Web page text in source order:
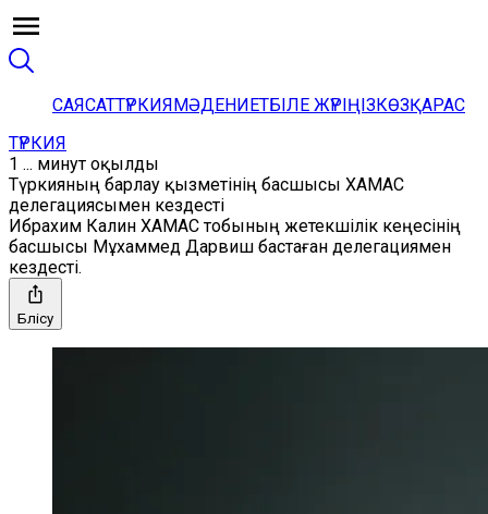
САЯСАТТҮРКИЯМӘДЕНИЕТБІЛЕ ЖҮРІҢІЗКӨЗҚАРАС
ТҮРКИЯ
1 ... минут оқылды
Түркияның барлау қызметінің басшысы ХАМАС
делегациясымен кездесті
Ибрахим Калин ХАМАС тобының жетекшілік кеңесінің
басшысы Мұхаммед Дарвиш бастаған делегациямен
кездесті.
Бөлісу